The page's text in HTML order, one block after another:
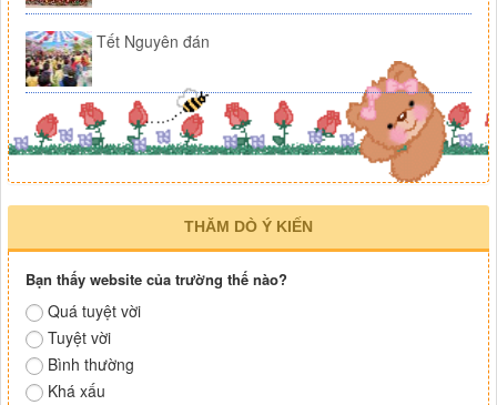
Tết Nguyên đán
THĂM DÒ Ý KIẾN
Bạn thấy website của trường thế nào?
Quá tuyệt vời
Tuyệt vời
Bình thường
Khá xấu